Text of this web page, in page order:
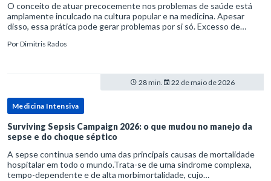
O conceito de atuar precocemente nos problemas de saúde está
amplamente inculcado na cultura popular e na medicina. Apesar
disso, essa prática pode gerar problemas por si só. Excesso de
PorDimitris Rados
28 min. 22 de maio de 2026
Medicina Intensiva
Surviving Sepsis Campaign 2026: o que mudou no manejo da
sepse e do choque séptico
A sepse continua sendo uma das principais causas de mortalidade
hospitalar em todo o mundo.Trata-se de uma síndrome complexa,
tempo-dependente e de alta morbimortalidade, cujo